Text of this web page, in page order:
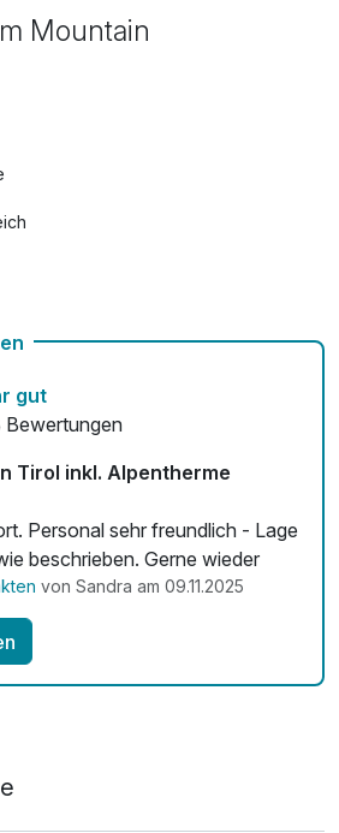
unterwegs
Zimmer
Mountain
19,00 € pro Stück / Tag
gut
Bewertungen
Tirol inkl. Alpentherme
Personal sehr freundlich - Lage
beschrieben. Gerne wieder
von Sandra am 09.11.2025